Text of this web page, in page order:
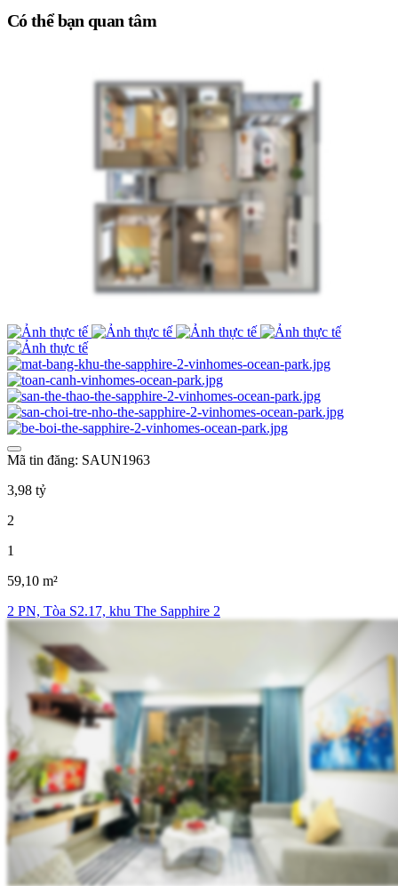
Có thể bạn quan tâm
Mã tin đăng: SAUN1963
3,98 tỷ
2
1
59,10 m²
2 PN, Tòa S2.17, khu The Sapphire 2